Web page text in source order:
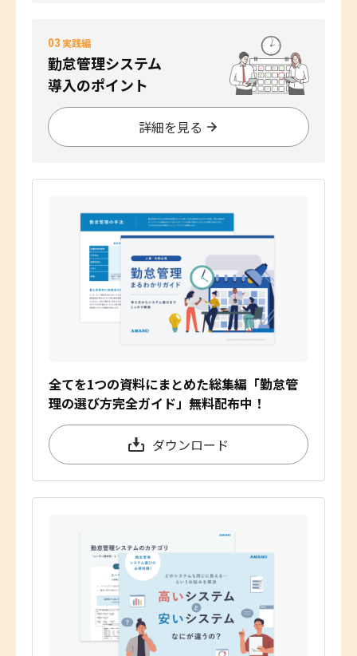
03実践編
勤怠管理システム
導入のポイント
詳細を見る
全てを1つの資料にまとめた総集編「勤怠管
理の選び方完全ガイド」無料配布中！
ダウンロード